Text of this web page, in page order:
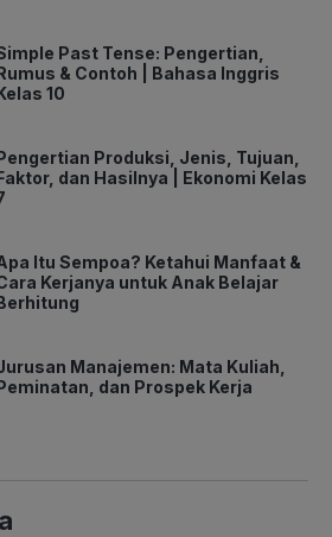
Past Tense: Pengertian,
& Contoh | Bahasa Inggris
10
Produksi, Jenis, Tujuan,
dan Hasilnya | Ekonomi Kelas
Itu Sempoa? Ketahui Manfaat &
Kerjanya untuk Anak Belajar
Manajemen: Mata Kuliah,
dan Prospek Kerja